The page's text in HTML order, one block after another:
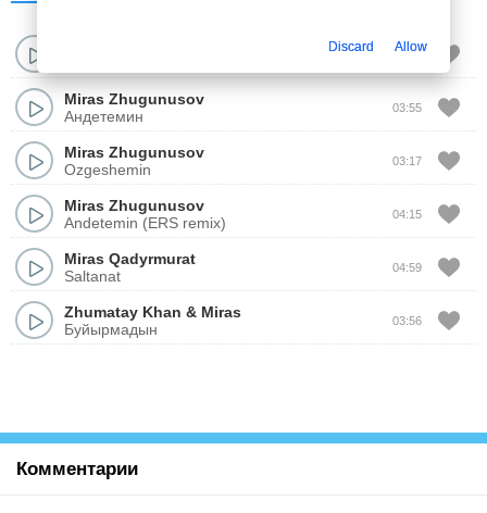
02:44
Miras Zhugunusov
Андетемин
03:55
Miras Zhugunusov
Ozgeshemin
03:17
Miras Zhugunusov
Andetemin (ERS remix)
04:15
Miras Qadyrmurat
Saltanat
04:59
Zhumatay Khan & Miras
Буйырмадын
03:56
Комментарии
Discard Allow